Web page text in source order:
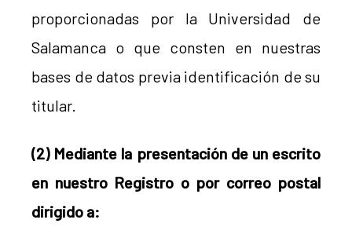
proporcionadas por la Universidad de
Salamanca o que consten en nuestras
bases de datos previa identificación de su
titular.
(2) Mediante la presentación de un escrito
en nuestro Registro o por correo postal
dirigido a: